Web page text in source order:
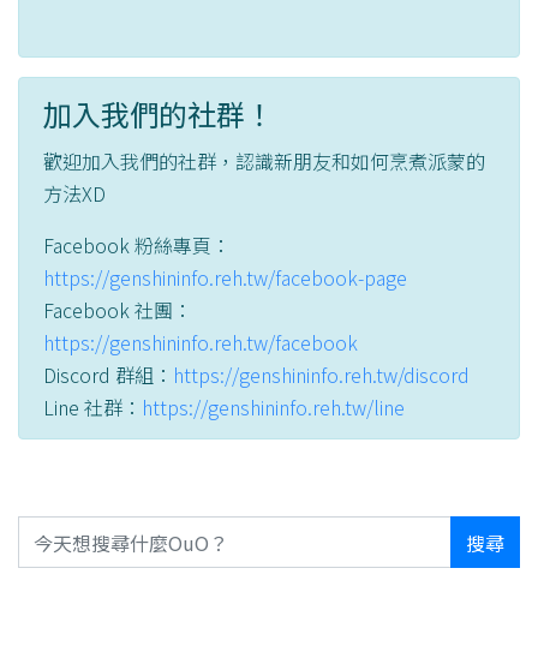
加入我們的社群！
歡迎加入我們的社群，認識新朋友和如何烹煮派蒙的
方法XD
Facebook 粉絲專頁：
https://genshininfo.reh.tw/facebook-page
Facebook 社團：
https://genshininfo.reh.tw/facebook
Discord 群組： https://genshininfo.reh.tw/discord
Line 社群： https://genshininfo.reh.tw/line
搜尋